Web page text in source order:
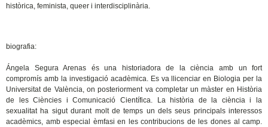
històrica, feminista, queer i interdisciplinària.
biografia:
Ángela Segura Arenas és una historiadora de la ciència amb un fort
compromís amb la investigació acadèmica. Es va llicenciar en Biologia per la
Universitat de València, on posteriorment va completar un màster en Història
de les Ciències i Comunicació Científica. La història de la ciència i la
sexualitat ha sigut durant molt de temps un dels seus principals interessos
acadèmics, amb especial èmfasi en les contribucions de les dones al camp.